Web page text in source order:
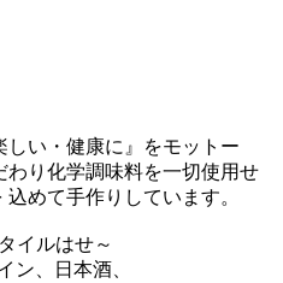
しい・健康に』をモットー
わり化学調味料を一切使用せ
めて手作りしています。
イルはせ～
ン、日本酒、